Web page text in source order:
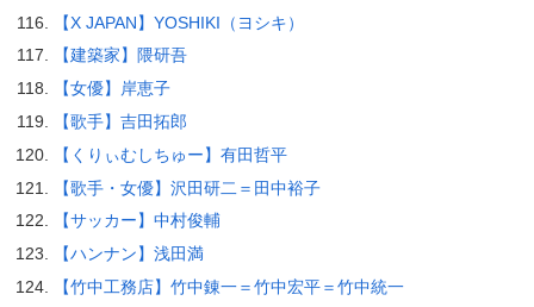
【X JAPAN】YOSHIKI（ヨシキ）
【建築家】隈研吾
【女優】岸恵子
【歌手】吉田拓郎
【くりぃむしちゅー】有田哲平
【歌手・女優】沢田研二＝田中裕子
【サッカー】中村俊輔
【ハンナン】浅田満
【竹中工務店】竹中錬一＝竹中宏平＝竹中統一